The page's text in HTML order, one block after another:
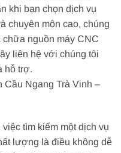
khi bạn chọn dịch vụ
chuyên môn cao, chúng
nguồn máy CNC
liên hệ với chúng tôi
hỗ trợ.
Cầu Ngang Trà Vinh –
tìm kiếm một dịch vụ
lượng là điều không dễ